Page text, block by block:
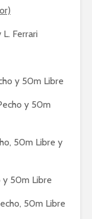
L. Ferrari
y 50m Libre
y 50m
50m Libre y
y 50m Libre
50m Libre